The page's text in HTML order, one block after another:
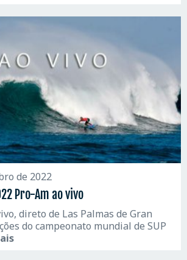
de 2022
Pro-Am ao vivo
direto de Las Palmas de Gran
do campeonato mundial de SUP